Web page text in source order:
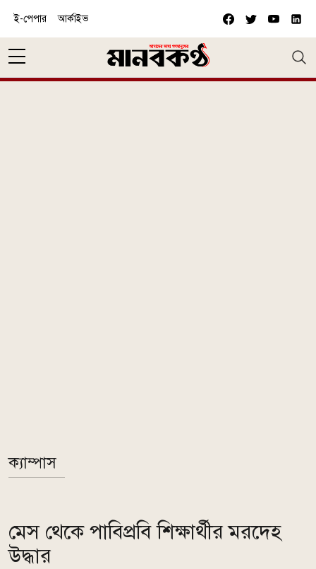
ই-পেপার আর্কাইভ
ক্যাম্পাস
মেস থেকে পাবিপ্রবি শিক্ষার্থীর মরদেহ
উদ্ধার